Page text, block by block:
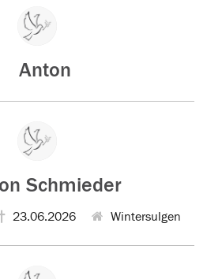
Anton
Schmieder
23.06.2026 Wintersulgen